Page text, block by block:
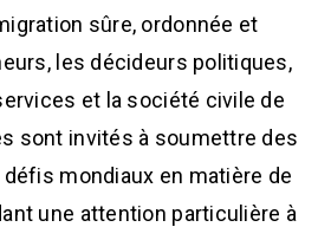
sûre, ordonnée et
les décideurs politiques,
et la société civile de
sont invités à soumettre des
mondiaux en matière de
une attention particulière à